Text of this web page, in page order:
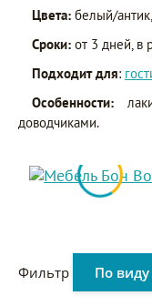
Цвета: белый/
Сроки: от 3 дней, в
Подходит для:
Особенности:
доводчиками.
Фильтр По виду